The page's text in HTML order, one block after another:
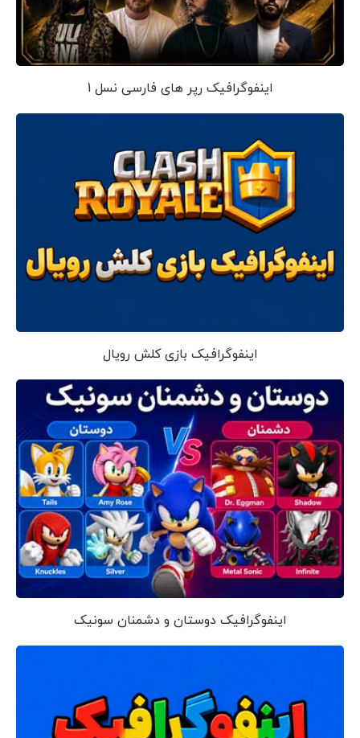
اینفوگرافیک رپر های فارسی نسل 1
اینفوگرافیک بازی کلش رویال
اینفوگرافیک دوستان و دشمنان سونیک